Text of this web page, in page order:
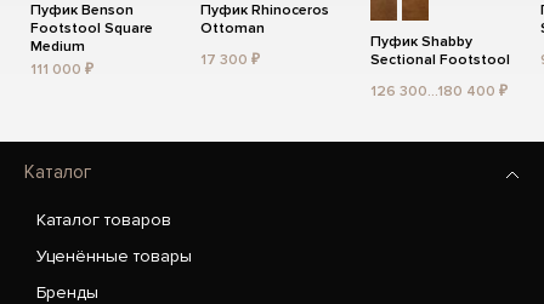
Пуфик Benson
Footstool Square
Medium
111 000 ₽
Пуфик Rhinoceros
Ottoman
17 300 ₽
Пуфик Shabby
Sectional Footstool
126 300...180 400 ₽
Каталог
Каталог товаров
Уценённые товары
Бренды